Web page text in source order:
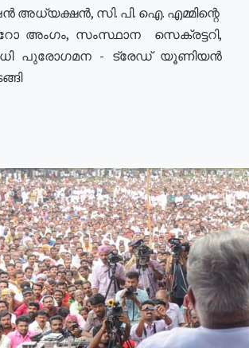
അധ്യക്ഷൻ, സി. പി. ഐ. എമ്മിന്റെ
അംഗം, സംസ്ഥാന സെക്രട്ടറി,
പുരോഗമന - ട്രേഡ് യൂണിയൻ